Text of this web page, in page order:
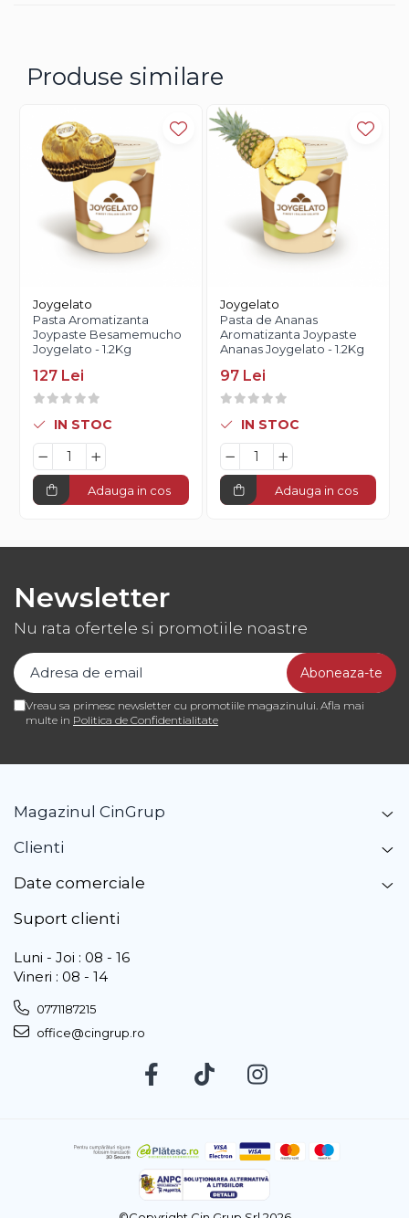
Produse similare
Joygelato
Pasta Aromatizanta
Joypaste Besamemucho
Joygelato - 1.2Kg
127 Lei
IN STOC
Adauga in cos
Joygelato
Pasta de Ananas
Aromatizanta Joypaste
Ananas Joygelato - 1.2Kg
97 Lei
IN STOC
Adauga in cos
Newsletter
Nu rata ofertele si promotiile noastre
Vreau sa primesc newsletter cu promotiile magazinului. Afla mai
multe in Politica de Confidentialitate
Magazinul CinGrup
Clienti
Date comerciale
Suport clienti
Luni - Joi : 08 - 16
Vineri : 08 - 14
0771187215
office@cingrup.ro